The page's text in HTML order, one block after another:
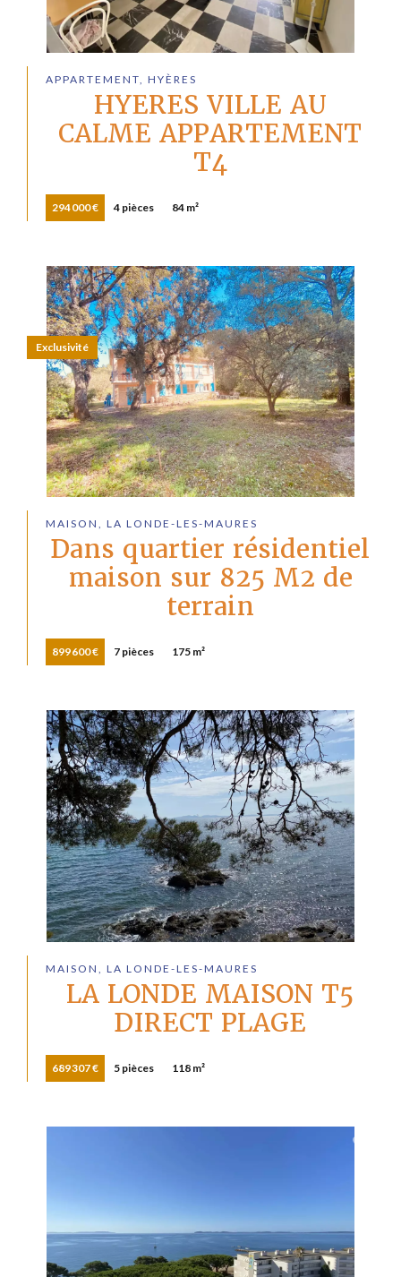
APPARTEMENT, HYÈRES
HYERES VILLE AU
CALME APPARTEMENT
T4
294 000 € 4 pièces 84 m²
MAISON, LA LONDE-LES-MAURES
Dans quartier résidentiel
maison sur 825 M2 de
terrain
899 600 € 7 pièces 175 m²
Exclusivité
MAISON, LA LONDE-LES-MAURES
LA LONDE MAISON T5
DIRECT PLAGE
689 307 € 5 pièces 118 m²